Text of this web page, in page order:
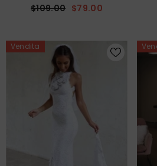
Lunghezza Alla Caviglia, Mini
$109.00 $79.00
E
Vendita